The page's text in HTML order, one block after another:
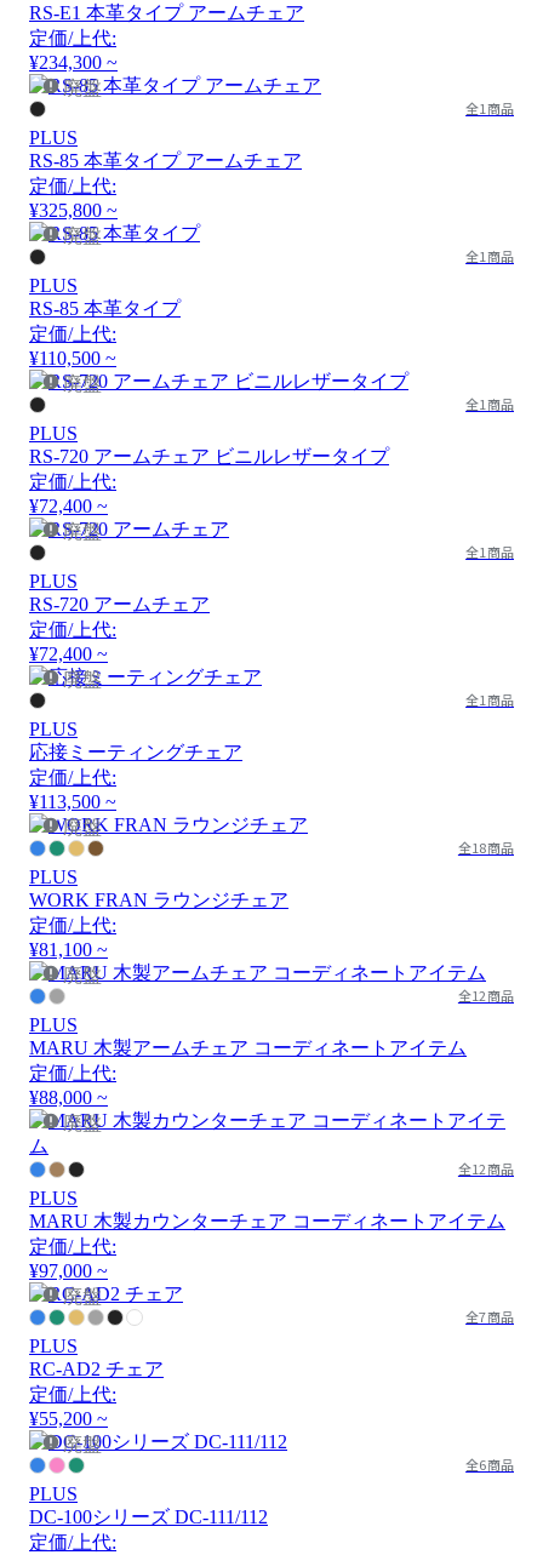
RS-E1 本革タイプ アームチェア
定価/上代:
¥234,300 ~
廃盤
全1商品
PLUS
RS-85 本革タイプ アームチェア
定価/上代:
¥325,800 ~
廃盤
全1商品
PLUS
RS-85 本革タイプ
定価/上代:
¥110,500 ~
廃盤
全1商品
PLUS
RS-720 アームチェア ビニルレザータイプ
定価/上代:
¥72,400 ~
廃盤
全1商品
PLUS
RS-720 アームチェア
定価/上代:
¥72,400 ~
廃盤
全1商品
PLUS
応接ミーティングチェア
定価/上代:
¥113,500 ~
廃盤
全18商品
PLUS
WORK FRAN ラウンジチェア
定価/上代:
¥81,100 ~
廃盤
全12商品
PLUS
MARU 木製アームチェア コーディネートアイテム
定価/上代:
¥88,000 ~
廃盤
全12商品
PLUS
MARU 木製カウンターチェア コーディネートアイテム
定価/上代:
¥97,000 ~
廃盤
全7商品
PLUS
RC-AD2 チェア
定価/上代:
¥55,200 ~
廃盤
全6商品
PLUS
DC-100シリーズ DC-111/112
定価/上代: